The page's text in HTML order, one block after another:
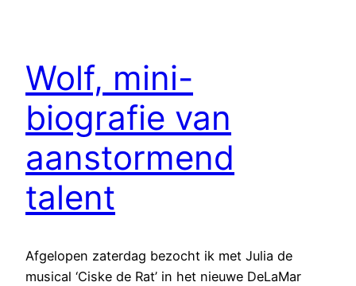
Wolf, mini-
biografie van
aanstormend
talent
Afgelopen zaterdag bezocht ik met Julia de
musical ‘Ciske de Rat’ in het nieuwe DeLaMar